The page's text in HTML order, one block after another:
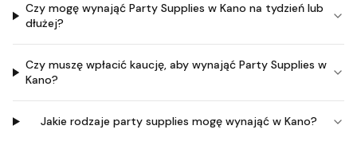
Czy mogę wynająć Party Supplies w Kano na tydzień lub
dłużej?
Czy muszę wpłacić kaucję, aby wynająć Party Supplies w
Kano?
Jakie rodzaje party supplies mogę wynająć w Kano?